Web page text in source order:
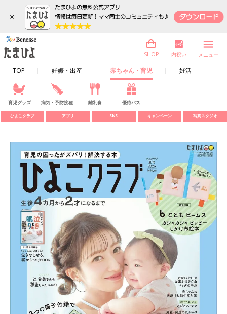
×
TOP 妊娠・出産 赤ちゃん・育児 妊活
SHOP 内祝い メニュー
育児グッズ 病気・予防接種 離乳食 優待パス
ひよこクラブ アプリ SNS キャンペーン 写真スタジオ